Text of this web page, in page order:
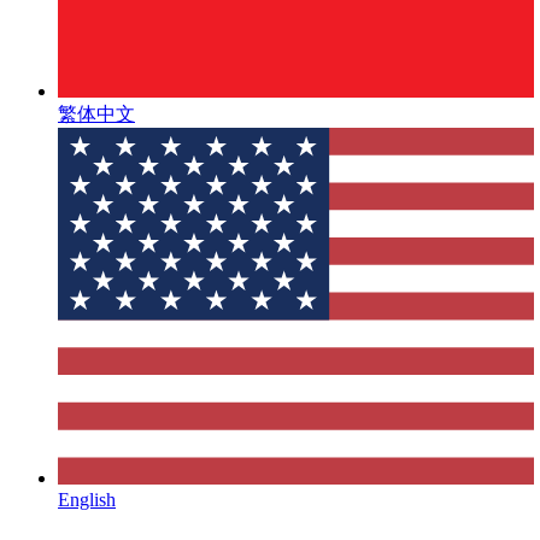
繁体中文
English